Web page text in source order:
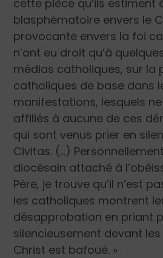
cette pièce qu’ils estiment
blasphématoire envers le
provocante envers la foi
n’ont eu droit qu’à
médias catholiques, sur la
catholiques de base dans
manifestations, lesquels
affiliés à aucune de ces
qui sont venus prier en
Civitas. (…)
diocésain attaché à
Père, je trouve qu’il n’est
les catholiques montrent
désapprobation en priant
silencieusement devant
Christ est bafoué. »